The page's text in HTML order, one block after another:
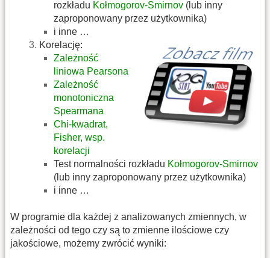
rozkładu Kołmogorov-Smirnov (lub inny
zaproponowany przez użytkownika)
i inne …
Korelację:
Zależność
liniowa Pearsona
Zależność
monotoniczna
Spearmana
Chi-kwadrat,
Fisher, wsp.
korelacji
Test normalności rozkładu Kołmogorov-Smirnov
(lub inny zaproponowany przez użytkownika)
i inne …
W programie dla każdej z analizowanych zmiennych, w
zależności od tego czy są to zmienne ilościowe czy
jakościowe, możemy zwrócić wyniki: